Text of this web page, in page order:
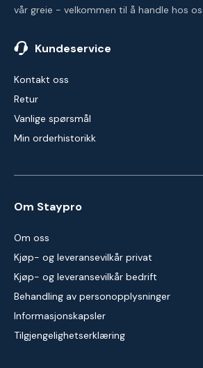
vår greie - velkommen til å handle hos
Kundeservice
Kontakt oss
Retur
Vanlige spørsmål
Min orderhistorikk
Om Staypro
Om oss
Kjøp- og leveransevilkår privat
Kjøp- og leveransevilkår bedrift
Behandling av personopplysninger
Informasjonskapsler
Tilgjengelighetserklæring